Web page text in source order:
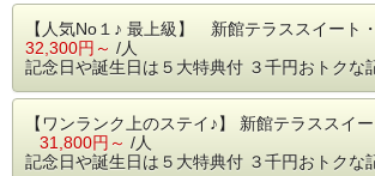
す
３０００円もおトクに泊まれる、そ
◇プラン内容＆特典
① お砂糖を使ってないからとって
【人気No１♪ 最上級】 新館テラススイート
32,300円～ /人
記念日や誕生日は５大特典付 ３千円おトクな
【ワンランク上のステイ♪】 新館テラススイ
31,800円～ /人
記念日や誕生日は５大特典付 ３千円おトクな